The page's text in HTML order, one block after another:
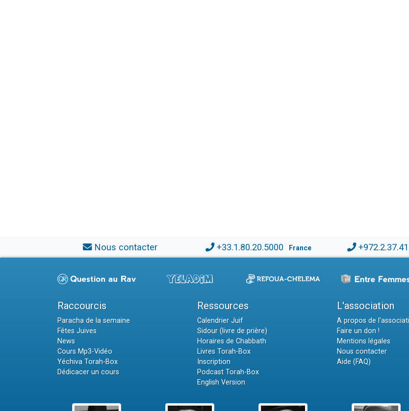
Nous contacter +33.1.80.20.5000 France
Raccourcis
Paracha de la semaine
Fêtes Juives
News
Cours Mp3-Vidéo
Yéchiva Torah-Box
Dédicacer un cours
Ressources
Calendrier Juif
Sidour (livre de prière)
Horaires de Chabbath
Livres Torah-Box
Inscription
Podcast Torah-Box
English Version
L'association
A propos de
Faire un don !
Mentions légales
Nous contacter
Aide (FAQ)